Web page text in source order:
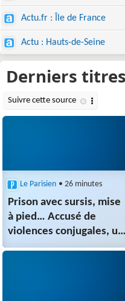
Actu.fr : Île de France
Actu : Hauts-de-Seine
Le Parisien • 26 minutes
Prison avec sursis, mise
à pied… Accusé de
violences conjugales, un
arbitre de Ligue 1